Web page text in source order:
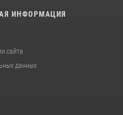
ИНФОРМАЦИЯ
сайта
данных